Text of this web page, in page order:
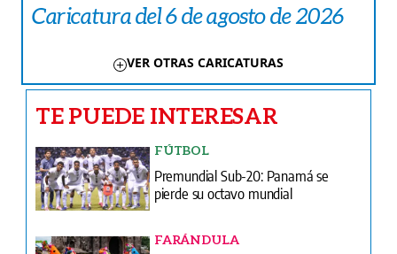
Caricatura del 6 de agosto de 2026
VER OTRAS CARICATURAS
TE PUEDE INTERESAR
FÚTBOL
Premundial Sub-20: Panamá se
pierde su octavo mundial
FARÁNDULA